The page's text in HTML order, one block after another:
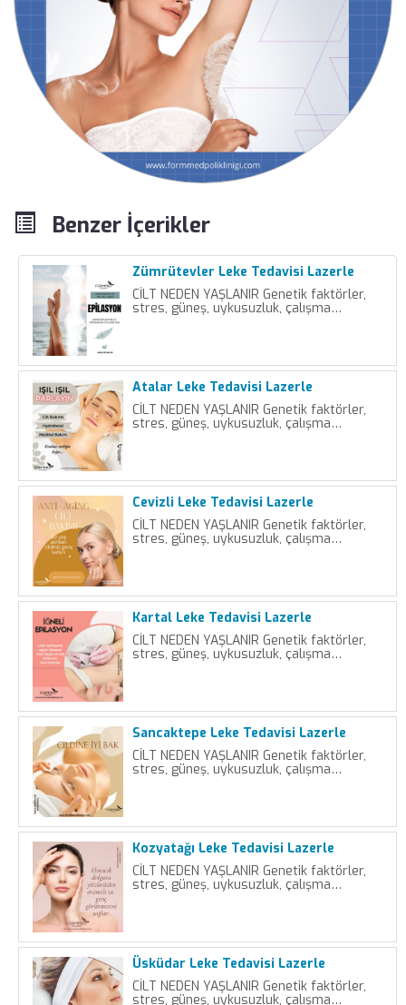
Benzer İçerikler
Zümrütevler Leke Tedavisi Lazerle
CİLT NEDEN YAŞLANIR Genetik faktörler,
stres, güneş, uykusuzluk, çalışma…
Atalar Leke Tedavisi Lazerle
CİLT NEDEN YAŞLANIR Genetik faktörler,
stres, güneş, uykusuzluk, çalışma…
Cevizli Leke Tedavisi Lazerle
CİLT NEDEN YAŞLANIR Genetik faktörler,
stres, güneş, uykusuzluk, çalışma…
Kartal Leke Tedavisi Lazerle
CİLT NEDEN YAŞLANIR Genetik faktörler,
stres, güneş, uykusuzluk, çalışma…
Sancaktepe Leke Tedavisi Lazerle
CİLT NEDEN YAŞLANIR Genetik faktörler,
stres, güneş, uykusuzluk, çalışma…
Kozyatağı Leke Tedavisi Lazerle
CİLT NEDEN YAŞLANIR Genetik faktörler,
stres, güneş, uykusuzluk, çalışma…
Üsküdar Leke Tedavisi Lazerle
CİLT NEDEN YAŞLANIR Genetik faktörler,
stres, güneş, uykusuzluk, çalışma…